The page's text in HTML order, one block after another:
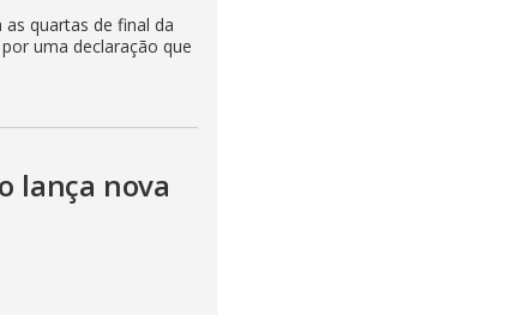
quartas de final da
uma declaração que
lança nova